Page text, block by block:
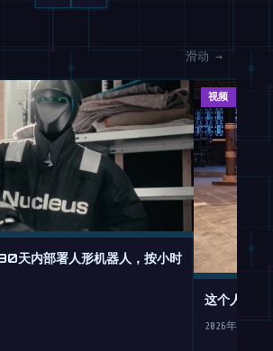
滑动 →
内部署人形机器人，按小时
视频
这个人形机
2026年8月7日